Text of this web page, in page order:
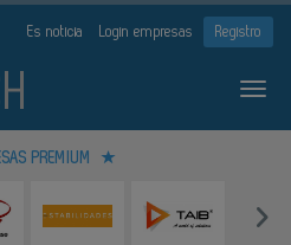
Es noticia Login empresas Registro
PREMIUM